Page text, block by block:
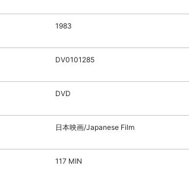
1983
DV0101285
DVD
日本映画/Japanese Film
117 MIN